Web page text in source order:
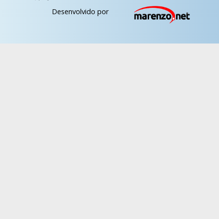
Desenvolvido por